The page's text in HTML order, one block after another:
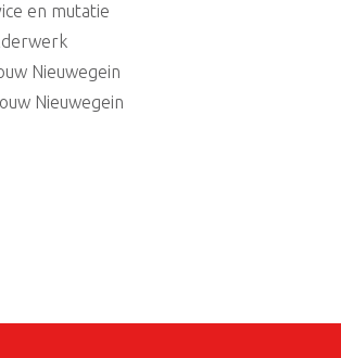
en mutatie
Nieuwegein
Nieuwegein